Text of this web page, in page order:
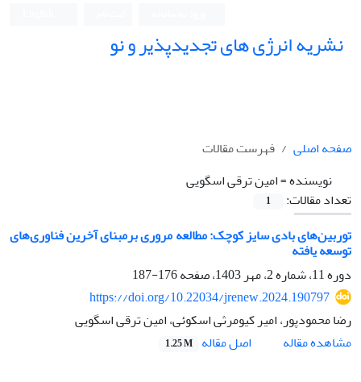
نشریه انرژی های تجدیدپذیر و نو
صفحه اصلی
فهرست مقالات
نویسنده =امین ترقی اسگویی
تعداد مقالات:
1
توربین‌های بادی سایز کوچک: مطالعه مروری برمبنای آخرین فناوری‌های
توسعه یافته
دوره 11، شماره 2، مهر 1403، صفحه
176-187
https://doi.org/10.22034/jrenew.2024.190797
رضا محمودپور، امیر کیومرثی اسکوئی، امین ترقی اسگویی
مشاهده مقاله
اصل مقاله 1.25 M